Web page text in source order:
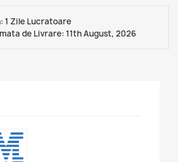
1 Zile Lucratoare
de Livrare: 11th August, 2026